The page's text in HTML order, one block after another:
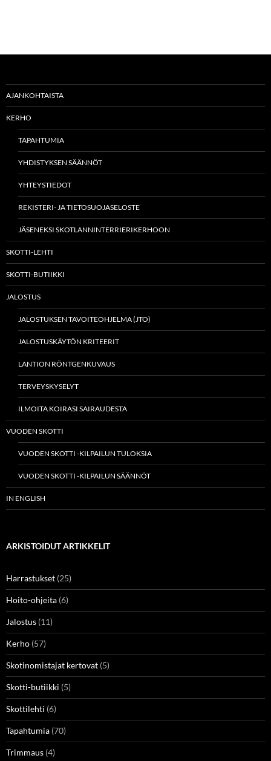
AJANKOHTAISTA
KERHO
TAPAHTUMIA
YHDISTYKSEN SÄÄNNÖT
YHTEYSTIEDOT
REKISTERI- JA TIETOSUOJASELOSTE
JÄSENEKSI SKOTLANNINTERRIERIKERHOON
SKOTTI-LEHTI
SKOTTI-BUTIIKKI
JALOSTUS
JALOSTUKSEN TAVOITEOHJELMA (JTO)
JALOSTUSKÄYTÖN KRITEERIT
LANTION RÖNTGENKUVAUS
TERVEYSKYSELYT
ILMOITA KOIRASI SAIRAUDESTA
VUODEN SKOTTI
VUODEN SKOTTI -KILPAILUN TULOKSIA
VUODEN SKOTTI -KILPAILUN SÄÄNNÖT
IN ENGLISH
ARKISTOIDUT ARTIKKELIT
Harrastukset (25)
Hoito-ohjeita (6)
Jalostus (11)
Kerho (57)
Skotinomistajat kertovat (5)
Skotti-butiikki (5)
Skottilehti (6)
Tapahtumia (70)
Trimmaus (4)